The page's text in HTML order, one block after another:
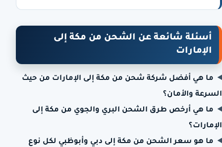
أسئلة شائعة عن الشحن من مكة إلى
الإمارات
ما هي أفضل شركة شحن من مكة إلى الإمارات من حيث
السرعة والأمان؟
ما هي أرخص طرق الشحن البري والجوي من مكة إلى
الإمارات؟
ما هو سعر الشحن من مكة إلى دبي وأبوظبي لكل نوع